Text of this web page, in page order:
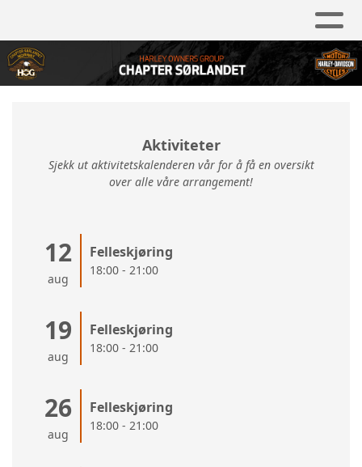
Aktiviteter
Sjekk ut aktivitetskalenderen vår for å få en oversikt
over alle våre arrangement!
12
aug
Felleskjøring
18:00 - 21:00
19
aug
Felleskjøring
18:00 - 21:00
26
aug
Felleskjøring
18:00 - 21:00